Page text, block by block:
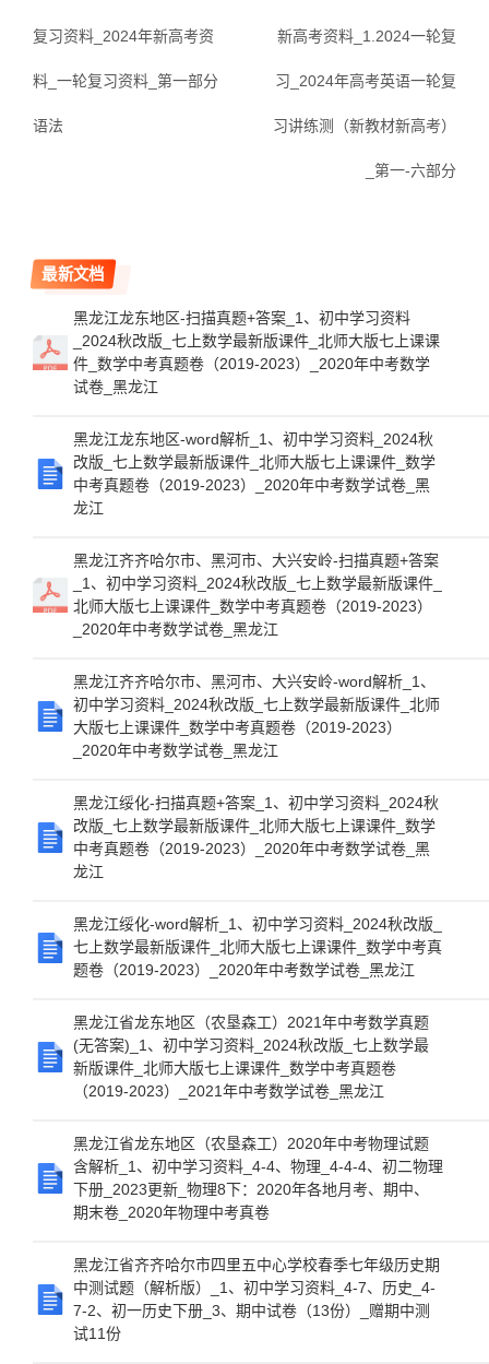
复习资料_2024年新高考资
料_一轮复习资料_第一部分
语法
新高考资料_1.2024一轮复
习_2024年高考英语一轮复
习讲练测（新教材新高考）
_第一-六部分
最新文档
黑龙江龙东地区-扫描真题+答案_1、初中学习资料
_2024秋改版_七上数学最新版课件_北师大版七上课课
件_数学中考真题卷（2019-2023）_2020年中考数学
试卷_黑龙江
黑龙江龙东地区-word解析_1、初中学习资料_2024秋
改版_七上数学最新版课件_北师大版七上课课件_数学
中考真题卷（2019-2023）_2020年中考数学试卷_黑
龙江
黑龙江齐齐哈尔市、黑河市、大兴安岭-扫描真题+答案
_1、初中学习资料_2024秋改版_七上数学最新版课件_
北师大版七上课课件_数学中考真题卷（2019-2023）
_2020年中考数学试卷_黑龙江
黑龙江齐齐哈尔市、黑河市、大兴安岭-word解析_1、
初中学习资料_2024秋改版_七上数学最新版课件_北师
大版七上课课件_数学中考真题卷（2019-2023）
_2020年中考数学试卷_黑龙江
黑龙江绥化-扫描真题+答案_1、初中学习资料_2024秋
改版_七上数学最新版课件_北师大版七上课课件_数学
中考真题卷（2019-2023）_2020年中考数学试卷_黑
龙江
黑龙江绥化-word解析_1、初中学习资料_2024秋改版_
七上数学最新版课件_北师大版七上课课件_数学中考真
题卷（2019-2023）_2020年中考数学试卷_黑龙江
黑龙江省龙东地区（农垦森工）2021年中考数学真题
(无答案)_1、初中学习资料_2024秋改版_七上数学最
新版课件_北师大版七上课课件_数学中考真题卷
（2019-2023）_2021年中考数学试卷_黑龙江
黑龙江省龙东地区（农垦森工）2020年中考物理试题
含解析_1、初中学习资料_4-4、物理_4-4-4、初二物理
下册_2023更新_物理8下：2020年各地月考、期中、
期末卷_2020年物理中考真卷
黑龙江省齐齐哈尔市四里五中心学校春季七年级历史期
中测试题（解析版）_1、初中学习资料_4-7、历史_4-
7-2、初一历史下册_3、期中试卷（13份）_赠期中测
试11份